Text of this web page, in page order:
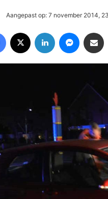
Aangepast op: 7 november 2014,